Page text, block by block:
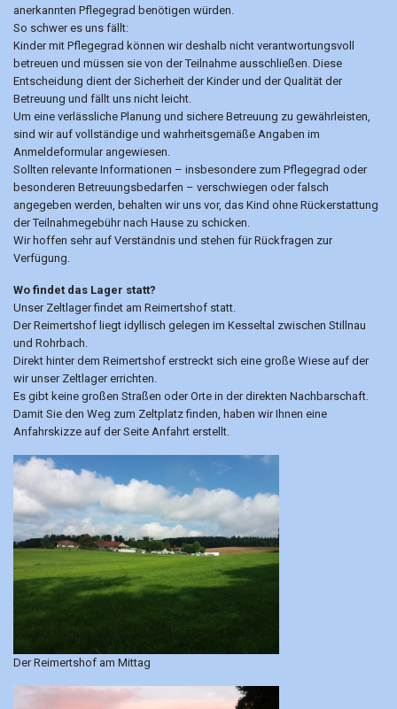
anerkannten Pflegegrad benötigen würden.
So schwer es uns fällt:
Kinder mit Pflegegrad können wir deshalb nicht verantwortungsvoll
betreuen und müssen sie von der Teilnahme ausschließen. Diese
Entscheidung dient der Sicherheit der Kinder und der Qualität der
Betreuung und fällt uns nicht leicht.
Um eine verlässliche Planung und sichere Betreuung zu gewährleisten,
sind wir auf vollständige und wahrheitsgemäße Angaben im
Anmeldeformular angewiesen.
Sollten relevante Informationen – insbesondere zum Pflegegrad oder
besonderen Betreuungsbedarfen – verschwiegen oder falsch
angegeben werden, behalten wir uns vor, das Kind ohne Rückerstattung
der Teilnahmegebühr nach Hause zu schicken.
Wir hoffen sehr auf Verständnis und stehen für Rückfragen zur
Verfügung.
Wo findet das Lager statt?
Unser Zeltlager findet am Reimertshof statt.
Der Reimertshof liegt idyllisch gelegen im Kesseltal zwischen Stillnau
und Rohrbach.
Direkt hinter dem Reimertshof erstreckt sich eine große Wiese auf der
wir unser Zeltlager errichten.
Es gibt keine großen Straßen oder Orte in der direkten Nachbarschaft.
Damit Sie den Weg zum Zeltplatz finden, haben wir Ihnen eine
Anfahrskizze auf der Seite Anfahrt erstellt.
Der Reimertshof am Mittag